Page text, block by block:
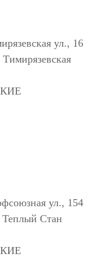
ул., 16
ул., 154
Стан